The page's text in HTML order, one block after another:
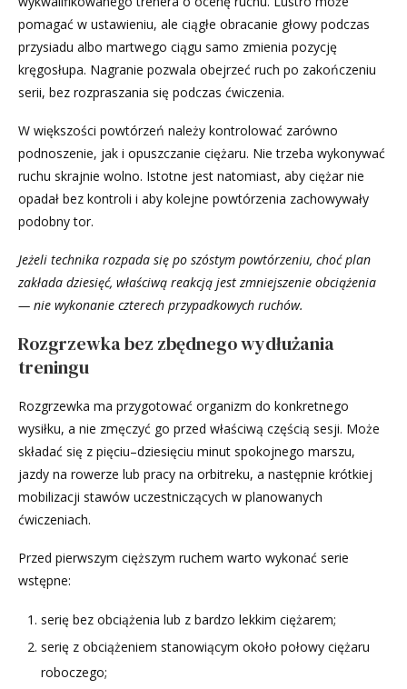
pomagać w ustawieniu, ale ciągłe obracanie głowy podczas
przysiadu albo martwego ciągu samo zmienia pozycję
kręgosłupa. Nagranie pozwala obejrzeć ruch po zakończeniu
serii, bez rozpraszania się podczas ćwiczenia.
W większości powtórzeń należy kontrolować zarówno
podnoszenie, jak i opuszczanie ciężaru. Nie trzeba wykonywać
ruchu skrajnie wolno. Istotne jest natomiast, aby ciężar nie
opadał bez kontroli i aby kolejne powtórzenia zachowywały
podobny tor.
Jeżeli technika rozpada się po szóstym powtórzeniu, choć plan
zakłada dziesięć, właściwą reakcją jest zmniejszenie obciążenia
— nie wykonanie czterech przypadkowych ruchów.
Rozgrzewka bez zbędnego wydłużania
treningu
Rozgrzewka ma przygotować organizm do konkretnego
wysiłku, a nie zmęczyć go przed właściwą częścią sesji. Może
składać się z pięciu–dziesięciu minut spokojnego marszu,
jazdy na rowerze lub pracy na orbitreku, a następnie krótkiej
mobilizacji stawów uczestniczących w planowanych
ćwiczeniach.
Przed pierwszym cięższym ruchem warto wykonać serie
wstępne:
serię bez obciążenia lub z bardzo lekkim ciężarem;
serię z obciążeniem stanowiącym około połowy ciężaru
roboczego;